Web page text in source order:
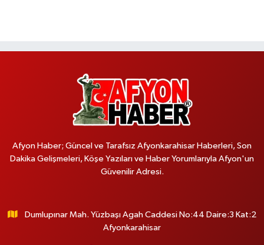
Afyon Haber; Güncel ve Tarafsız Afyonkarahisar Haberleri, Son
Dakika Gelişmeleri, Köşe Yazıları ve Haber Yorumlarıyla Afyon'un
Güvenilir Adresi.
Dumlupınar Mah. Yüzbaşı Agah Caddesi No:44 Daire:3 Kat:2
Afyonkarahisar